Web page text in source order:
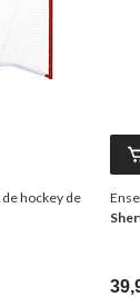
hockey de